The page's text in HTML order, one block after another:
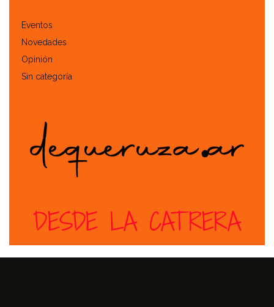
Eventos
Novedades
Opinión
Sin categoría